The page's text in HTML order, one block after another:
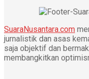
SuaraNusantara.com
jurnalistik dan asas
saja objektif dan
membangkitkan